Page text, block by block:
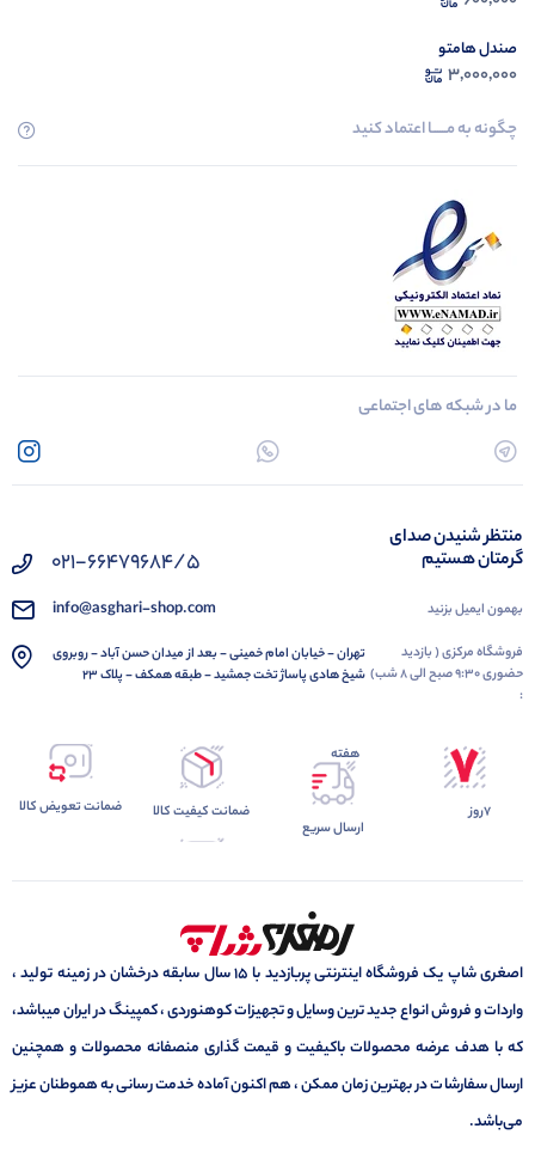
صندل هامتو
3,000,000
چگونه به مــــــا اعتماد کنید
ما در شبکه های اجتماعی
منتظر شنیدن صدای
گرمتان هستیم
بهمون ایمیل بزنید
فروشگاه مرکزی ( بازدید
حضوری 9:30 صبح الی 8 شب)
:
021-66479684/5
info@asghari-shop.com
تهران - خیابان امام خمینی - بعد از میدان حسن آباد - روبروی
شیخ هادی پاساژ تخت جمشید - طبقه همکف - پلاک 23
7روز
هفته
ارسال سریع
ضمانت کیفیت کالا ضمانت تعویض کالا
اصغری شاپ یک فروشگاه اینترنتی پربازدید با 15 سال سابقه درخشان در زمینه تولید ،
واردات و فروش انواع جدید ترین وسایل و تجهیزات کوهنوردی ، کمپینگ در ایران میباشد،
که با هدف عرضه محصولات باکیفیت و قیمت گذاری منصفانه محصولات و همچنین
ارسال سفارشات در بهترین زمان ممکن ، هم اکنون آماده خدمت رسانی به هموطنان عزیز
می‌باشد.